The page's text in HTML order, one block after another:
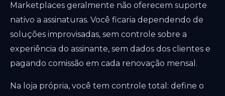
Marketplaces geralmente não oferecem suporte
nativo a assinaturas. Você ficaria dependendo de
soluções improvisadas, sem controle sobre a
experiência do assinante, sem dados dos clientes e
pagando comissão em cada renovação mensal.
Na loja própria, você tem controle total: define o